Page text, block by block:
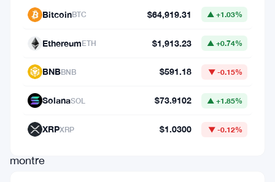
Hublot
Bang
Meca-
P2P
montre
BitcoinBTC $64,919.31 ▲ +1.03%
EthereumETH $1,913.23 ▲ +0.74%
BNBBNB $591.18 ▼ -0.15%
SolanaSOL $73.9102 ▲ +1.85%
XRPXRP $1.0300 ▼ -0.12%